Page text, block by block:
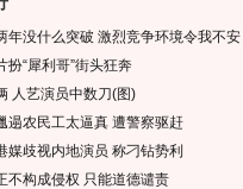
年没什么突破 激烈竞争环境令我不安
扮“犀利哥”街头狂奔
人艺演员中数刀(图)
遢农民工太逼真 遭警察驱赶
媒歧视内地演员 称刁钻势利
不构成侵权 只能道德谴责